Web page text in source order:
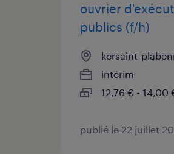
ouvrier
publics (f/h)
kersaint-
intérim
12,76 € - 14,00
publié le 22 juillet